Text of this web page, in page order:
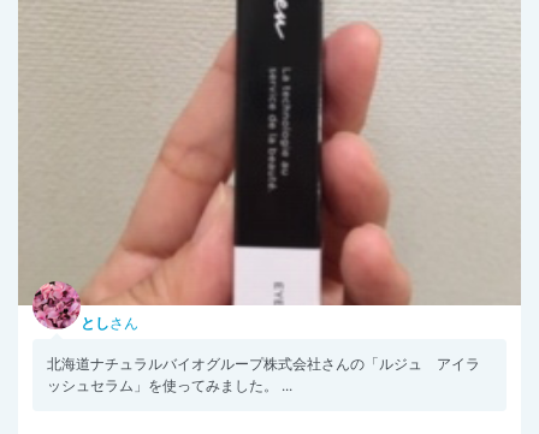
としさん
北海道ナチュラルバイオグループ株式会社さんの「ルジュ アイラ
ッシュセラム」を使ってみました。 ...